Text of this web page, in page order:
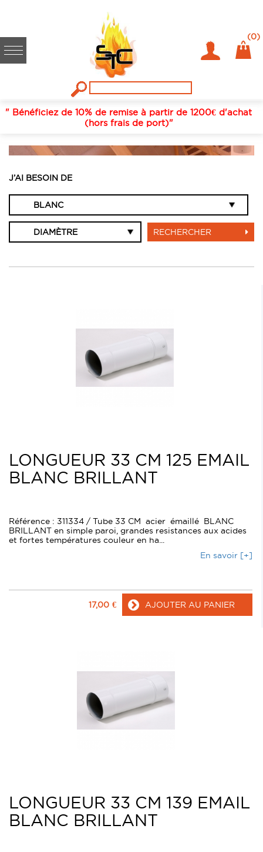
(0)
" Bénéficiez de 10% de remise à partir de 1200€ d'achat
(hors frais de port)"
TUYAUX RIGIDES ÉMAIL, BLANC
J’AI BESOIN DE
RECHERCHER
LONGUEUR 33 CM 125 EMAIL
BLANC BRILLANT
Référence : 311334 / Tube 33 CM acier émaillé BLANC
BRILLANT en simple paroi, grandes resistances aux acides
et fortes températures couleur en ha...
En savoir [+]
17,00 € AJOUTER AU PANIER
LONGUEUR 33 CM 139 EMAIL
BLANC BRILLANT